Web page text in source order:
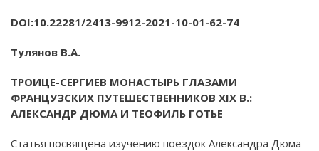
DOI:10.22281/2413-9912-2021-10-01-62-74
Тулянов В.А.
ТРОИЦЕ-СЕРГИЕВ МОНАСТЫРЬ ГЛАЗАМИ
ФРАНЦУЗСКИХ ПУТЕШЕСТВЕННИКОВ XIX В.:
АЛЕКСАНДР ДЮМА И ТЕОФИЛЬ ГОТЬЕ
Статья посвящена изучению поездок Александра Дюма